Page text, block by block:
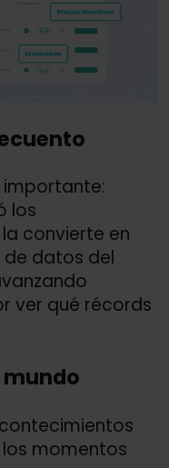
importante:
los
convierte en
de datos del
ver qué récords
momentos